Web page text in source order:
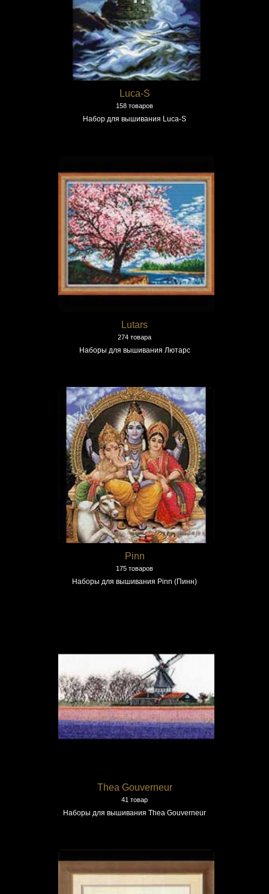
Luca-S
158 товаров
Набор для вышивания Luca-S
Lutars
274 товара
Наборы для вышивания Лютарс
Pinn
175 товаров
Наборы для вышивания Pinn (Пинн)
Thea Gouverneur
41 товар
Наборы для вышивания Thea Gouverneur